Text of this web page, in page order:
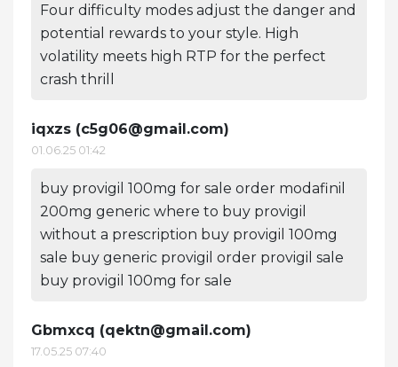
Four difficulty modes adjust the danger and
potential rewards to your style. High
volatility meets high RTP for the perfect
crash thrill
iqxzs (c5g06@gmail.com)
01.06.25 01:42
buy provigil 100mg for sale order modafinil
200mg generic where to buy provigil
without a prescription buy provigil 100mg
sale buy generic provigil order provigil sale
buy provigil 100mg for sale
Gbmxcq (qektn@gmail.com)
17.05.25 07:40